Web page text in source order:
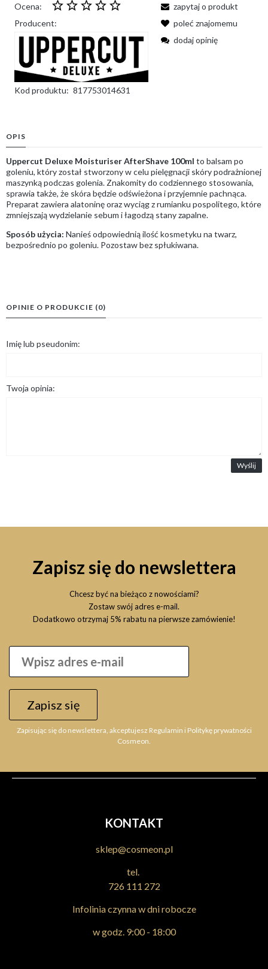
Ocena:
Producent:
Kod produktu: 817753014631
zapytaj o produkt
poleć znajomemu
dodaj opinię
OPIS
Uppercut Deluxe Moisturiser AfterShave 100ml to balsam po
goleniu, który został stworzony w celu pielęgnacji skóry podrażnionej
maszynką podczas golenia. Znakomity do codziennego stosowania,
sprawia także, że skóra będzie odświeżona i przyjemnie pachnąca.
Preparat zawiera alatoninę oraz wyciąg z rumianku pospolitego, które
zmniejszają wydzielanie sebum i łagodzą stany zapalne.
Sposób użycia: Nanieś odpowiednią ilość kosmetyku na twarz,
bezpośrednio po goleniu. Pozostaw bez spłukiwana.
OPINIE O PRODUKCIE (0)
Imię lub pseudonim:
Twoja opinia:
Wyślij
Zapisz się do newslettera
Chcesz być na bieżąco z nowościami?
Zostaw swój adres e-mail.
Dodatkowo otrzymaj 5% rabatu na pierwsze zamówienie!
Zapisz się
Zapisując się do newslettera, akceptujesz Regulamin i Politykę prywatności
Cosmeon.
KONTAKT
sklep@cosmeon.pl
tel.
726 111 272
Infolinia czynna w dni robocze
w godz. 9:00 - 18:00